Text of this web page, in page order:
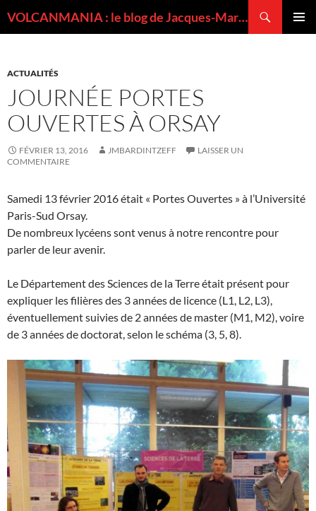
VOLCANMANIA : le blog de Jacques-Marie BARDINTZEFF, volcanologue
ACTUALITÉS
JOURNÉE PORTES
OUVERTES À ORSAY
FÉVRIER 13, 2016 JMBARDINTZEFF
LAISSER UN
COMMENTAIRE
Samedi 13 février 2016 était « Portes Ouvertes » à l’Université
Paris-Sud Orsay.
De nombreux lycéens sont venus à notre rencontre pour
parler de leur avenir.
Le Département des Sciences de la Terre était présent pour
expliquer les filières des 3 années de licence (L1, L2, L3),
éventuellement suivies de 2 années de master (M1, M2), voire
de 3 années de doctorat, selon le schéma (3, 5, 8).